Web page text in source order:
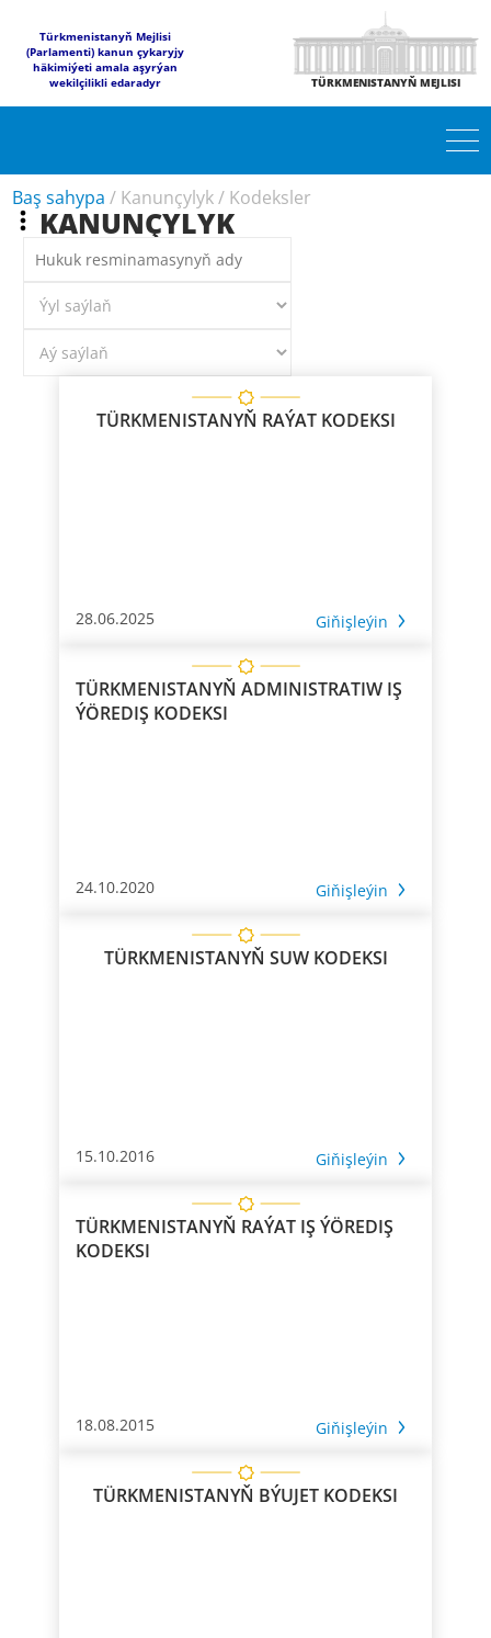
Türkmenistanyň Mejlisi
(Parlamenti) kanun çykaryjy
häkimiýeti amala aşyrýan
wekilçilikli edaradyr
TÜRKMENISTANYŇ MEJLISI
Baş sahypa / Kanunçylyk/ Kodeksler
KANUNÇYLYK
TÜRKMENISTANYŇ RAÝAT KODEKSI
28.06.2025 Giňişleýin
TÜRKMENISTANYŇ ADMINISTRATIW IŞ
ÝÖREDIŞ KODEKSI
24.10.2020 Giňişleýin
TÜRKMENISTANYŇ SUW KODEKSI
15.10.2016 Giňişleýin
TÜRKMENISTANYŇ RAÝAT IŞ ÝÖREDIŞ
KODEKSI
18.08.2015 Giňişleýin
TÜRKMENISTANYŇ BÝUJET KODEKSI